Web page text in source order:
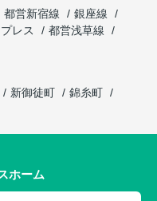
都営新宿線
銀座線
レス
都営浅草線
新御徒町
錦糸町
ホーム